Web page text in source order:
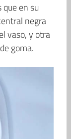
en su
negra
vaso, y otra
goma.